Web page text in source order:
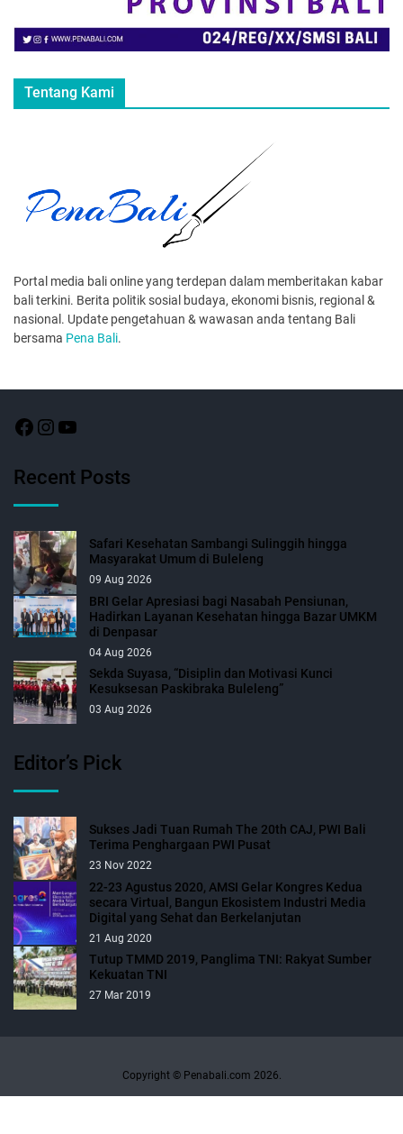
Tentang Kami
Portal media bali online yang terdepan dalam memberitakan kabar
bali terkini. Berita politik sosial budaya, ekonomi bisnis, regional &
nasional. Update pengetahuan & wawasan anda tentang Bali
bersama Pena Bali.
Recent Posts
Safari Kesehatan Sambangi Sulinggih hingga
Masyarakat Umum di Buleleng
09 Aug 2026
BRI Gelar Apresiasi bagi Nasabah Pensiunan,
Hadirkan Layanan Kesehatan hingga Bazar UMKM
di Denpasar
04 Aug 2026
Sekda Suyasa, “Disiplin dan Motivasi Kunci
Kesuksesan Paskibraka Buleleng”
03 Aug 2026
Editor’s Pick
Sukses Jadi Tuan Rumah The 20th CAJ, PWI Bali
Terima Penghargaan PWI Pusat
23 Nov 2022
22-23 Agustus 2020, AMSI Gelar Kongres Kedua
secara Virtual, Bangun Ekosistem Industri Media
Digital yang Sehat dan Berkelanjutan
21 Aug 2020
Tutup TMMD 2019, Panglima TNI: Rakyat Sumber
Kekuatan TNI
27 Mar 2019
Copyright © Penabali.com 2026.